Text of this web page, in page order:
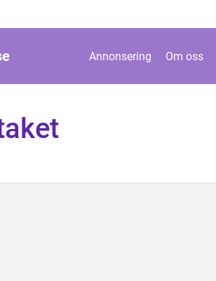
Annonsering Om oss